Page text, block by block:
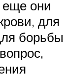
они
для
борьбы